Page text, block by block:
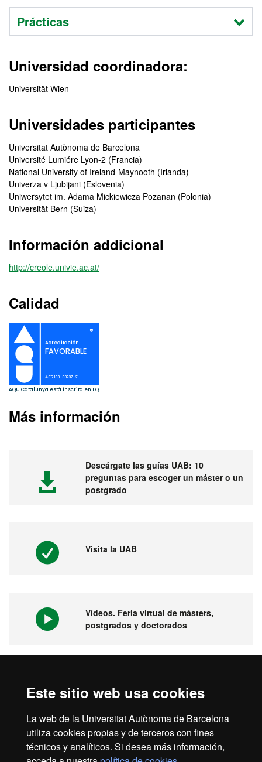
Este sitio web usa cookies
La web de la Universitat Autònoma de Barcelona
utiliza cookies propias y de terceros con fines
técnicos y analíticos. Si desea más información,
Prácticas
Universidad coordinadora:
Universität Wien
Universidades participantes
Universitat Autònoma de Barcelona
Université Lumiére Lyon-2 (Francia)
National University of Ireland-Maynooth (Irlanda)
Univerza v Ljubijani (Eslovenia)
Uniwersytet im. Adama Mickiewicza Pozanan (Polonia)
Universität Bern (Suiza)
Información addicional
http://creole.univie.ac.at/
Calidad
Más información
Descárgate las guías UAB: 10
preguntas para escoger un máster o un
postgrado
Visita la UAB
Vídeos. Feria virtual de másters,
postgrados y doctorados
mundo